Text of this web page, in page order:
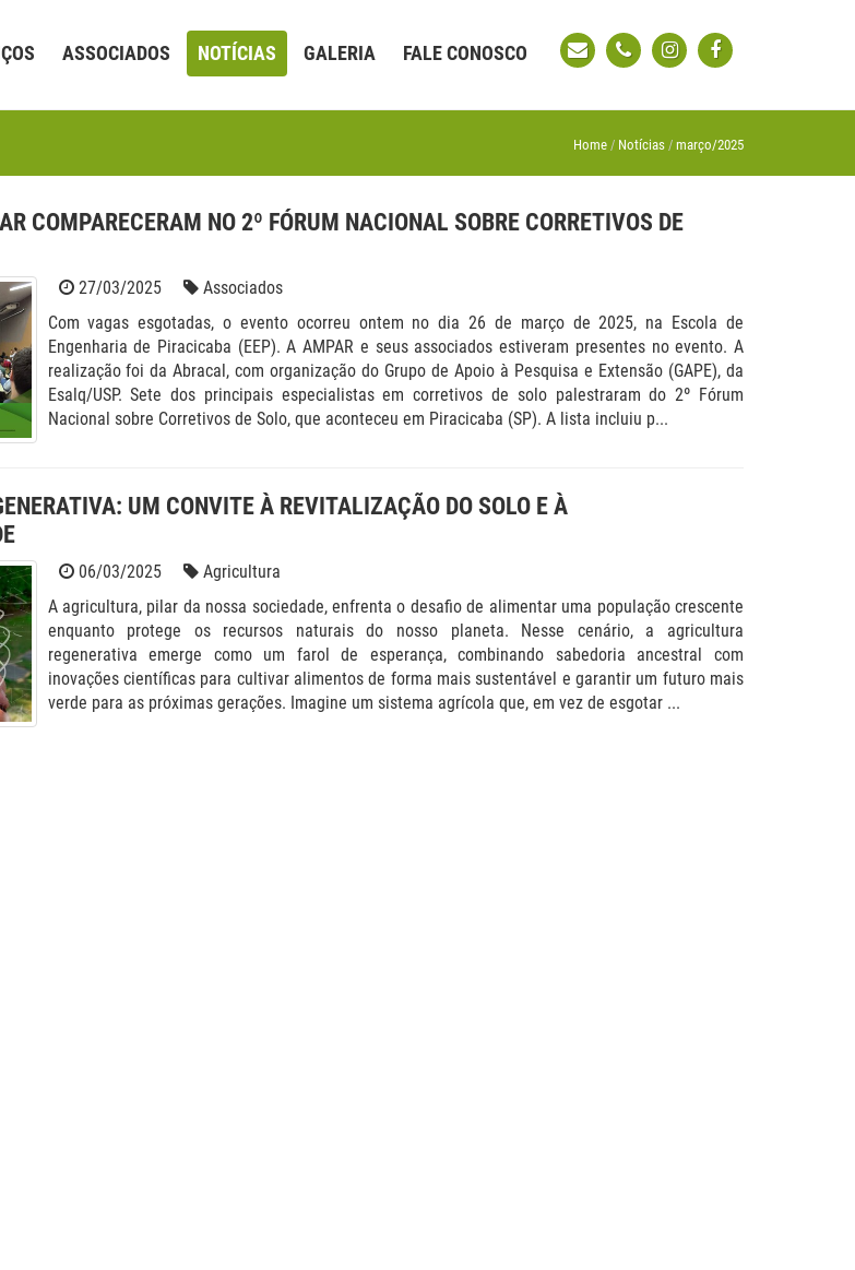
ASSOCIADOS NOTÍCIAS GALERIA FALE CONOSCO
Home Notícias março/2025
COMPARECERAM NO 2º FÓRUM NACIONAL SOBRE CORRETIVOS DE
27/03/2025
Associados
Com vagas esgotadas, o evento ocorreu ontem no dia 26 de março de 2025, na Escola de
Engenharia de Piracicaba (EEP). A AMPAR e seus associados estiveram presentes no evento. A
realização foi da Abracal, com organização do Grupo de Apoio à Pesquisa e Extensão (GAPE), da
Esalq/USP. Sete dos principais especialistas em corretivos de solo palestraram do 2º Fórum
Nacional sobre Corretivos de Solo, que aconteceu em Piracicaba (SP). A lista incluiu p...
UM CONVITE À REVITALIZAÇÃO DO SOLO E À
06/03/2025
Agricultura
A agricultura, pilar da nossa sociedade, enfrenta o desafio de alimentar uma população crescente
enquanto protege os recursos naturais do nosso planeta. Nesse cenário, a agricultura
regenerativa emerge como um farol de esperança, combinando sabedoria ancestral com
inovações científicas para cultivar alimentos de forma mais sustentável e garantir um futuro mais
verde para as próximas gerações. Imagine um sistema agrícola que, em vez de esgotar ...